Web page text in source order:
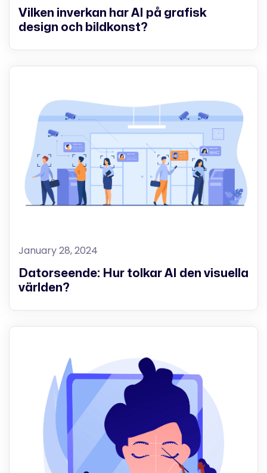
Vilken inverkan har AI på grafisk
design och bildkonst?
January 28, 2024
Datorseende: Hur tolkar AI den visuella
världen?